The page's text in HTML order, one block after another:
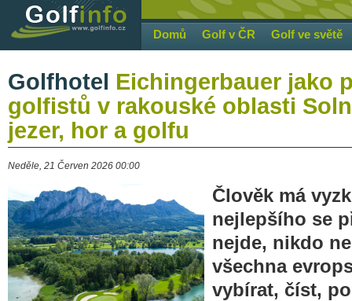
Domů Golf v ČR Golf ve světě
Golfhotel Eichingerbauer jako
golfistů v rakouské oblasti
jezer, hor a golfu
Neděle, 21 Červen 2026 00:00
Člověk má
nejlepšího se
nejde, nikdo
všechna
vybírat, číst,